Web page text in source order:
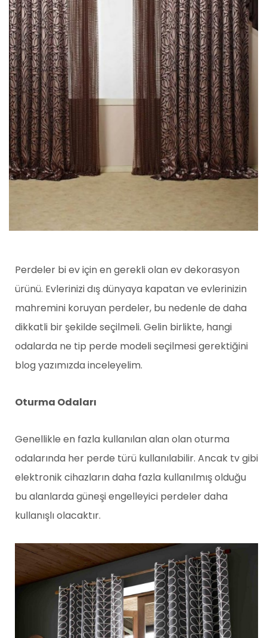
Perdeler bi ev için en gerekli olan ev dekorasyon
ürünü. Evlerinizi dış dünyaya kapatan ve evlerinizin
mahremini koruyan perdeler, bu nedenle de daha
dikkatli bir şekilde seçilmeli. Gelin birlikte, hangi
odalarda ne tip perde modeli seçilmesi gerektiğini
blog yazımızda inceleyelim.
Oturma Odaları
Genellikle en fazla kullanılan alan olan oturma
odalarında her perde türü kullanılabilir. Ancak tv gibi
elektronik cihazların daha fazla kullanılmış olduğu
bu alanlarda güneşi engelleyici perdeler daha
kullanışlı olacaktır.